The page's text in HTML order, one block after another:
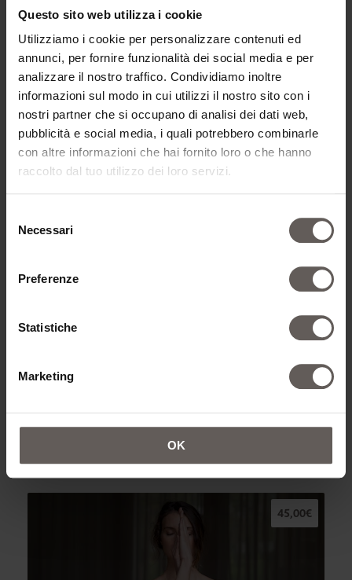
Questo sito web utilizza i cookie
Utilizziamo i cookie per personalizzare contenuti ed
annunci, per fornire funzionalità dei social media e per
analizzare il nostro traffico. Condividiamo inoltre
informazioni sul modo in cui utilizzi il nostro sito con i
nostri partner che si occupano di analisi dei dati web,
pubblicità e social media, i quali potrebbero combinarle
con altre informazioni che hai fornito loro o che hanno
raccolto dal tuo utilizzo dei loro servizi.
delNecessari
Preferenze
Statistiche
Marketing
OK
Buono servizio
Cena per due a "La Fucina"
Una serata all’insegna di piatti eccellenti e creativi –
anche vegani – preparati con ingredienti freschi e
regionali, nell’elegante atmosfera di “La Fucina”.
Scegliere il buono
50,00€ - 2.000,00€
Un buono pieno di possibilità: massaggi, trattamenti
getaway all’Hotel Schwarzschmied.
45,00€